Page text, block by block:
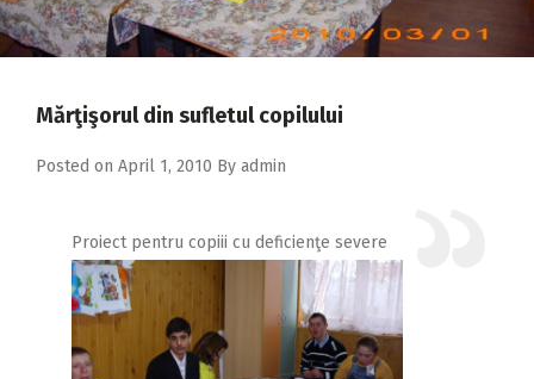
2018
2016
2015
Mărţişorul din sufletul copilului
Posted on April 1, 2010 By admin
Proiect pentru copiii cu deficienţe severe